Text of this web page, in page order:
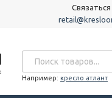
Например: кресло атлант